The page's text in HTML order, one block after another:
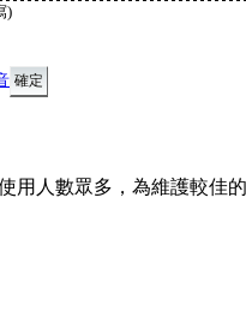
)
用人數眾多，為維護較佳